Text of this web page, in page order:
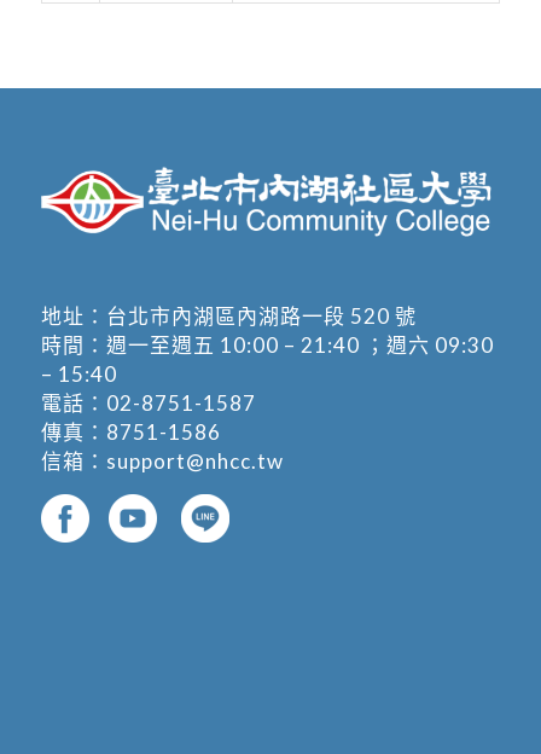
地址： 台北市內湖區內湖路一段 520 號
時間：週一至週五 10:00 – 21:40 ；週六 09:30
– 15:40
電話： 02-8751-1587
傳真：8751-1586
信箱： support@nhcc.tw